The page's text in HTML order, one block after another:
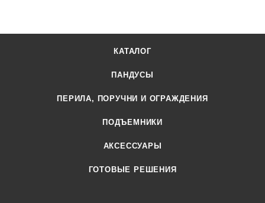
КАТАЛОГ
ПАНДУСЫ
ПЕРИЛА, ПОРУЧНИ И ОГРАЖДЕНИЯ
ПОДЪЕМНИКИ
АКСЕССУАРЫ
ГОТОВЫЕ РЕШЕНИЯ